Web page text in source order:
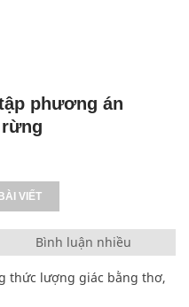
phương án
VIẾT
Bình luận nhiều
thức lượng giác bằng thơ,